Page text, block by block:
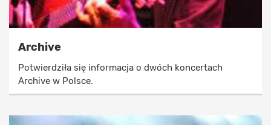
Archive
Potwierdziła się informacja o dwóch koncertach
Archive w Polsce.